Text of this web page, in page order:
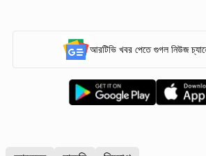
আরটিভি খবর পেতে গুগল নিউজ